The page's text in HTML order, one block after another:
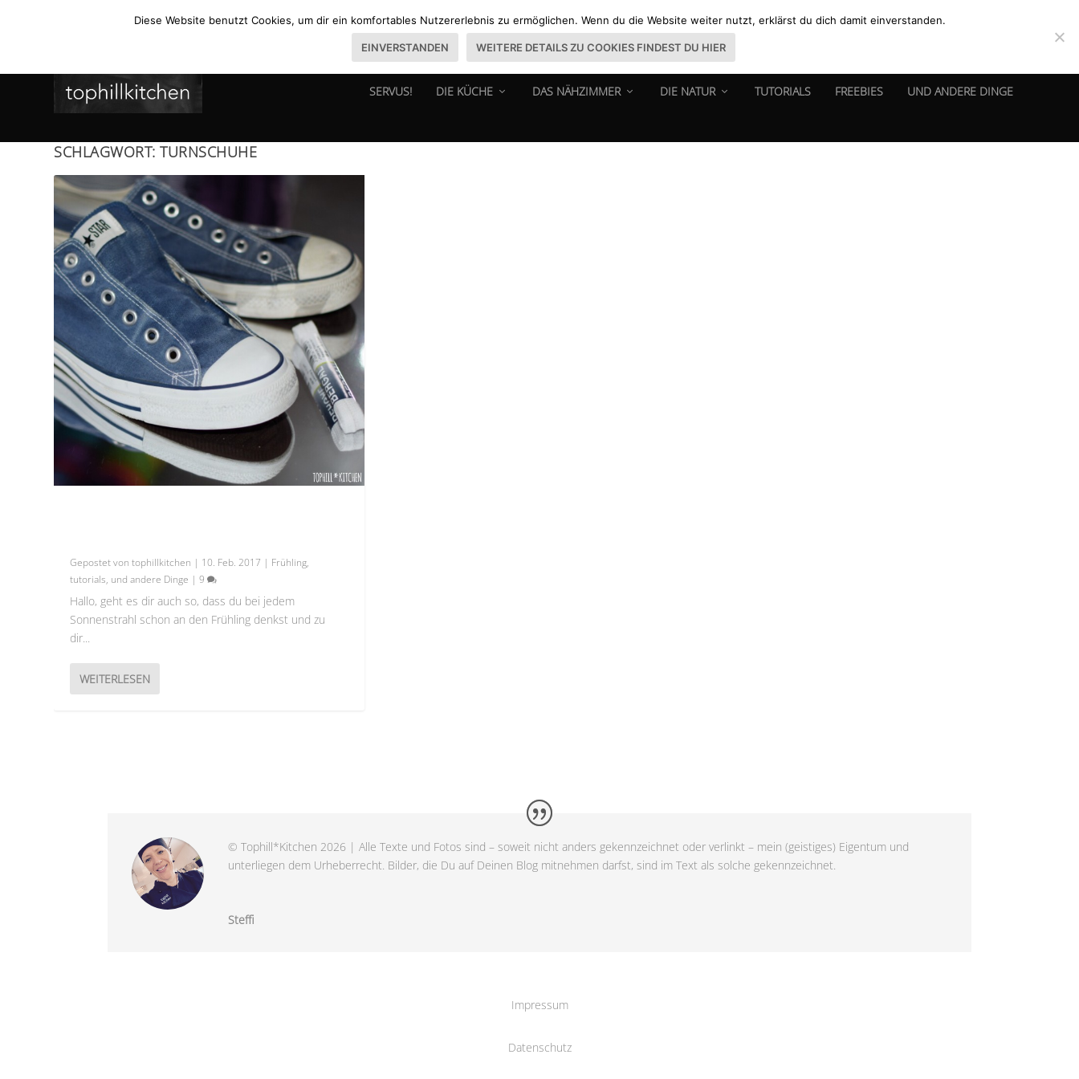
SERVUS! DIE KÜCHE DAS NÄHZIMMER DIE NATUR TUTORIALS FREEBIES UND ANDERE DINGE
SCHLAGWORT:TURNSCHUHE
Gepostet vontophillkitchen | 10. Feb. 2017 | Frühling,
tutorials, und andere Dinge |9
Hallo, geht es dir auch so, dass du bei jedem
Sonnenstrahl schon an den Frühling denkst und zu
dir...
WEITERLESEN
© Tophill*Kitchen 2026 | Alle Texte und Fotos sind – soweit nicht anders gekennzeichnet oder verlinkt – mein (geistiges) Eigentum und
unterliegen dem Urheberrecht. Bilder, die Du auf Deinen Blog mitnehmen darfst, sind im Text als solche gekennzeichnet.
Steffi
Impressum
Datenschutz
Diese Website benutzt Cookies, um dir ein komfortables Nutzererlebnis zu ermöglichen. Wenn du die Website weiter nutzt, erklärst du dich damit einverstanden.
EINVERSTANDEN WEITERE DETAILS ZU COOKIES FINDEST DU HIER